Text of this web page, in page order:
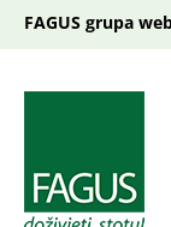
FAGUS grupa